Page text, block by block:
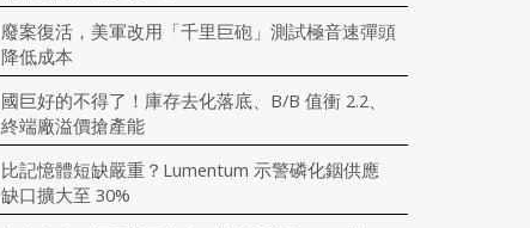
廢案復活，美軍改用「千里巨砲」測試極音速彈頭
降低成本
國巨好的不得了！庫存去化落底、B/B 值衝 2.2、
終端廠溢價搶產能
比記憶體短缺嚴重？Lumentum 示警磷化銦供應
缺口擴大至 30%